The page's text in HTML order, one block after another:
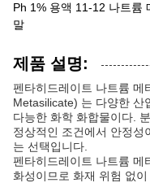
Ph 1% 용액 11-12 나트륨
말
제품 설명:
펜타히드레이트 나트륨 메
Metasilicate) 는 다양한 산
다능한 화학 화합물이다.
정상적인 조건에서 안정성
는 선택입니다.
펜타히드레이트 나트륨 메
화성이므로 화재 위험 없